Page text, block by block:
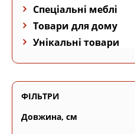
Спеціальні меблі
Товари для дому
Унікальні товари
ФІЛЬТРИ
Довжина, см